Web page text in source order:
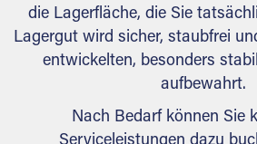
die Lagerfläche, die Sie
Lagergut wird sicher, staubfrei
entwickelten, besonders
aufbewahrt.
Nach Bedarf können Sie